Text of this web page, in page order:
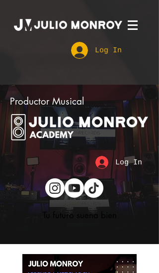
Log In
Productor Musical
Log In
Tu futuro suena bien